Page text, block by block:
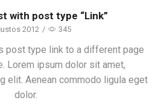
with post type “Link”
2012 / 345
post type link to a different page
Lorem ipsum dolor sit amet,
elit. Aenean commodo ligula eget
dolor.